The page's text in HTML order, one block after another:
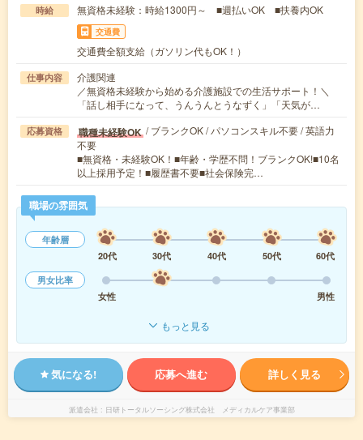
時給 無資格未経験：時給1300円～ ■週払いOK ■扶養内OK
交通費
交通費全額支給（ガソリン代もOK！）
仕事内容
介護関連
／無資格未経験から始める介護施設での生活サポート！＼
「話し相手になって、うんうんとうなずく」「天気が…
応募資格 職種未経験OK / ブランクOK / パソコンスキル不要 / 英語力
不要
■無資格・未経験OK！■年齢・学歴不問！ブランクOK!■10名
以上採用予定！■履歴書不要■社会保険完…
職場の雰囲気
年齢層
20代
30代 40代 50代
60代
男女比率
女性
男性
もっと見る
気になる! 応募へ進む 詳しく見る
派遣会社 日研トータルソーシング株式会社 メディカルケア事業部